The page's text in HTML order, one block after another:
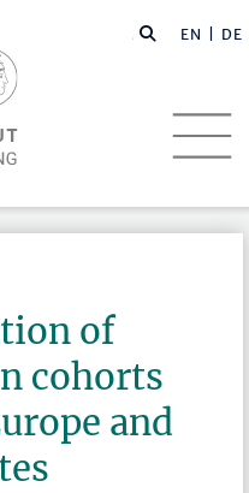
EN | DE
of
cohorts
and